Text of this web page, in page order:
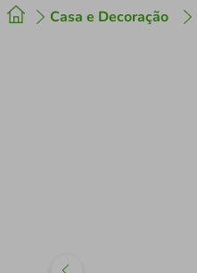
Casa e Decoração º